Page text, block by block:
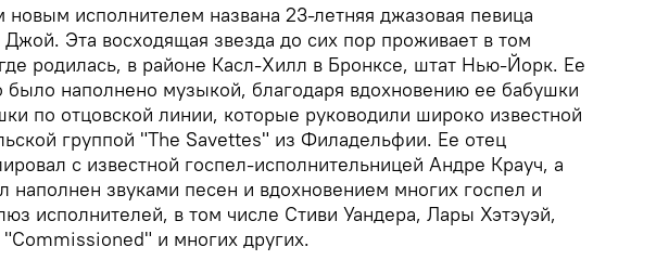
исполнителем названа 23-летняя джазовая певица
Эта восходящая звезда до сих пор проживает в том
родилась, в районе Касл-Хилл в Бронксе, штат Нью-Йорк. Ее
было наполнено музыкой, благодаря вдохновению ее бабушки
по отцовской линии, которые руководили широко известной
группой "The Savettes" из Филадельфии. Ее отец
с известной госпел-исполнительницей Андре Крауч, а
наполнен звуками песен и вдохновением многих госпел и
исполнителей, в том числе Стиви Уандера, Лары Хэтэуэй,
и многих других.